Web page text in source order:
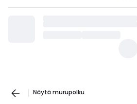
Näytä murupolku